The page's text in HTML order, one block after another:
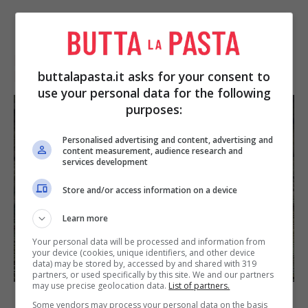
BISCOTTI ALL’ARANCIA SENZA
BURRO, CON OLIO
Foto Shutterstock | Amallia Eka
buttalapasta.it asks for your consent to
use your personal data for the following
purposes:
Personalised advertising and content, advertising and
content measurement, audience research and
services development
Store and/or access information on a device
Learn more
Your personal data will be processed and information from
your device (cookies, unique identifiers, and other device
data) may be stored by, accessed by and shared with 319
partners, or used specifically by this site. We and our partners
may use precise geolocation data. List of partners.
Some vendors may process your personal data on the basis